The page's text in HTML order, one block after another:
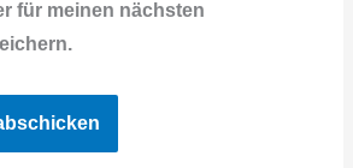
für meinen nächsten